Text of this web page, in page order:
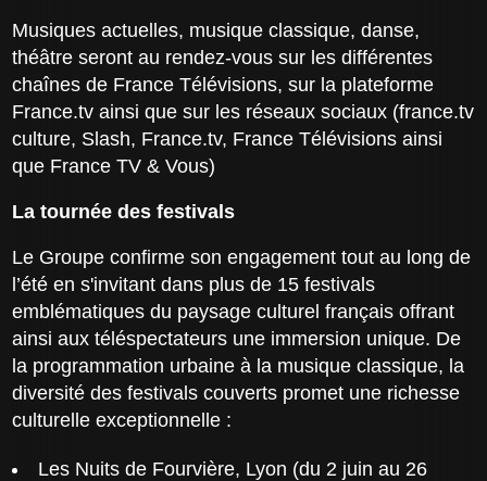
Musiques actuelles, musique classique, danse,
théâtre seront au rendez-vous sur les différentes
chaînes de France Télévisions, sur la plateforme
France.tv ainsi que sur les réseaux sociaux (france.tv
culture, Slash, France.tv, France Télévisions ainsi
que France TV & Vous)
La tournée des festivals
Le Groupe confirme son engagement tout au long de
l’été en s'invitant dans plus de 15 festivals
emblématiques du paysage culturel français offrant
ainsi aux téléspectateurs une immersion unique. De
la programmation urbaine à la musique classique, la
diversité des festivals couverts promet une richesse
culturelle exceptionnelle :
Les Nuits de Fourvière, Lyon (du 2 juin au 26